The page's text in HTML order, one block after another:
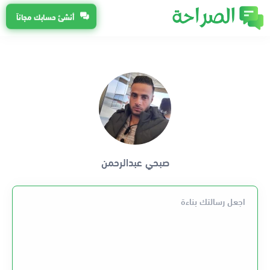
أنشئ حسابك مجاناً
صبحي عبدالرحمن